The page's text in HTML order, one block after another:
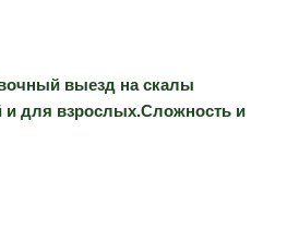
выезд на скалы
для взрослых.Сложность и